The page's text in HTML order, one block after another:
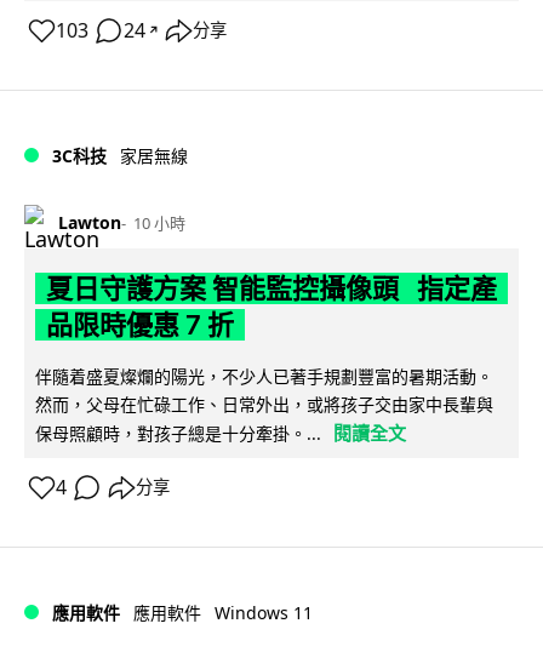
103 24 ↗ 分享
3C科技 家居無線
Lawton 10 小時
夏日守護方案 智能監控攝像頭 指定產
品限時優惠 7 折
伴隨着盛夏燦爛的陽光，不少人已著手規劃豐富的暑期活動。
然而，父母在忙碌工作、日常外出，或將孩子交由家中長輩與
保母照顧時，對孩子總是十分牽掛。...
閱讀全文
4 分享
應用軟件 應用軟件 Windows 11